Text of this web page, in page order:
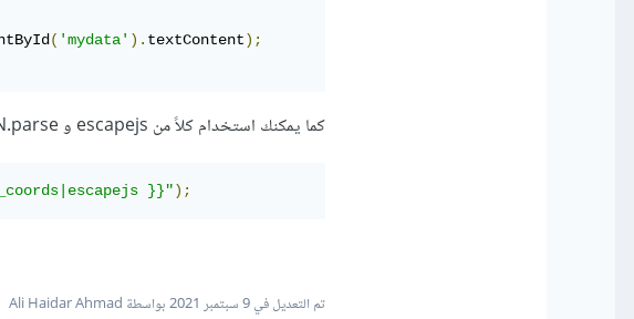
( 'mydata' ). textContent);
كما يمكنك استخدام كلاً من escapejs و JSON.parse كالتالي:
}}");
تم التعديل في9 سبتمبر 2021 بواسطة Ali Haidar Ahmad